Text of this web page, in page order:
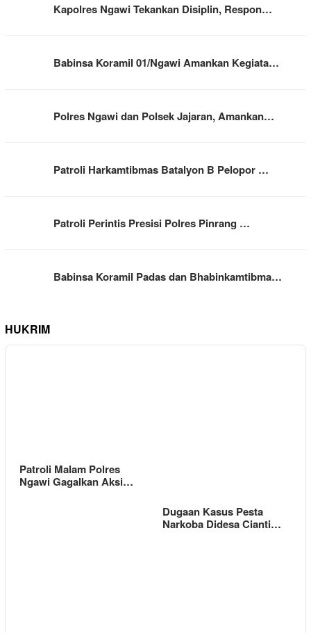
Kapolres Ngawi Tekankan Disiplin, Respon…
Babinsa Koramil 01/Ngawi Amankan Kegiata…
Polres Ngawi dan Polsek Jajaran, Amankan…
Patroli Harkamtibmas Batalyon B Pelopor …
Patroli Perintis Presisi Polres Pinrang …
Babinsa Koramil Padas dan Bhabinkamtibma…
HUKRIM
Patroli Malam Polres
Ngawi Gagalkan Aksi…
Dugaan Kasus Pesta
Narkoba Didesa Cianti…